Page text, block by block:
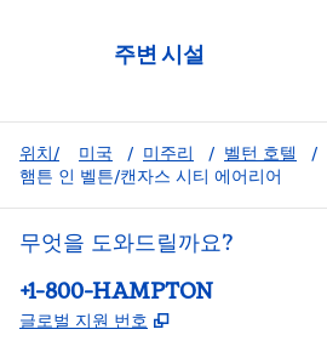
주변 시설
위치/ 미국 / 미주리 / 벨턴 호텔
/
햄튼 인 벨튼/캔자스 시티 에어리어
무엇을 도와드릴까요?
전화:
+1-800-HAMPTON
글로벌 지원 번호 ,